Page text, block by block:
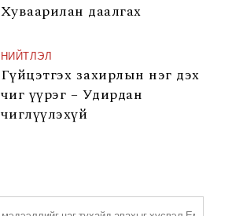
Хуваарилан даалгах
НИЙТЛЭЛ
Гүйцэтгэх захирлын нэг дэх
чиг үүрэг – Удирдан
чиглүүлэхүй